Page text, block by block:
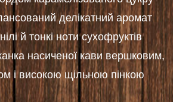
делікатний аромат
й тонкі ноти сухофруктів
насиченої кави вершковим,
і високою щільною пінкою